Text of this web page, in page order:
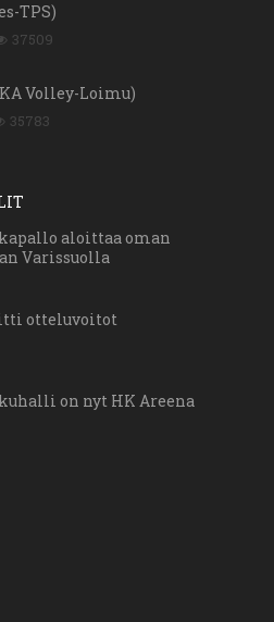
TPS)
37509
Volley-Loimu)
35783
aloittaa oman
Varissuolla
otteluvoitot
on nyt HK Areena